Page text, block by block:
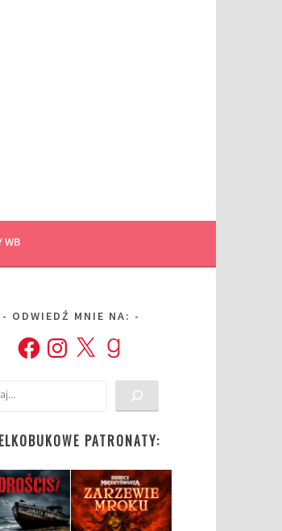
WB
ODWIEDŹ MNIE NA:
FacebookInstagram
X Goodreads
PATRONATY: